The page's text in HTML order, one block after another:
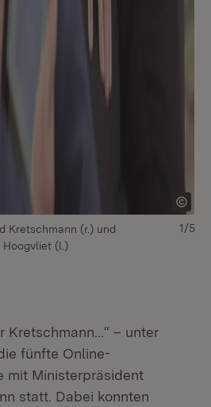
Kretschmann (r.) und
Hoogvliet (l.)
1/5
Kretschmann…“ – unter
fünfte Online-
mit Ministerpräsident
statt. Dabei konnten